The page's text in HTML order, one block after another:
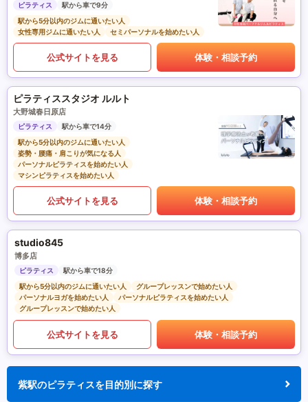
ピラティス
駅から車で9分
駅から5分以内のジムに通いたい人
女性専用ジムに通いたい人
セミパーソナルを始めたい人
公式サイトを見る 体験・相談予約
ピラティススタジオ ルルト
大野城春日原店
ピラティス
駅から車で14分
駅から5分以内のジムに通いたい人
姿勢・腰痛・肩こりが気になる人
パーソナルピラティスを始めたい人
マシンピラティスを始めたい人
公式サイトを見る 体験・相談予約
studio845
博多店
ピラティス
駅から車で18分
駅から5分以内のジムに通いたい人
グループレッスンで始めたい人
パーソナルヨガを始めたい人
パーソナルピラティスを始めたい人
グループレッスンで始めたい人
公式サイトを見る 体験・相談予約
紫駅のピラティスを目的別に探す